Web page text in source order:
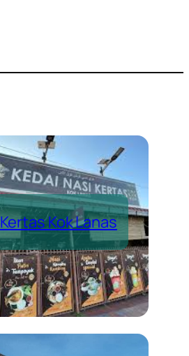
Kok Lanas